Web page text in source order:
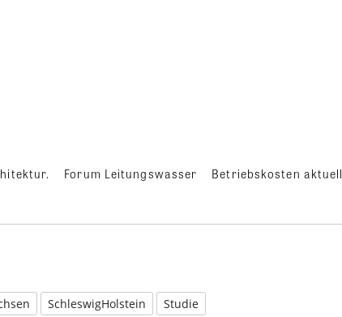
Forum Leitungswasser Betriebskosten aktuell
SchleswigHolstein Studie